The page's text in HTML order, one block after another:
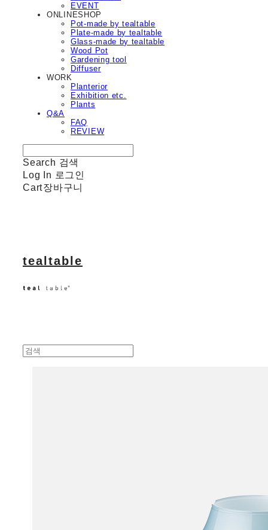
EVENT
ONLINESHOP
Pot-made by tealtable
Plate-made by tealtable
Glass-made by tealtable
Wood Pot
Gardening tool
Diffuser
WORK
Planterior
Exhibition etc.
Plants
Q&A
FAQ
REVIEW
Search 검색
Log In 로그인
Cart장바구니
tealtable